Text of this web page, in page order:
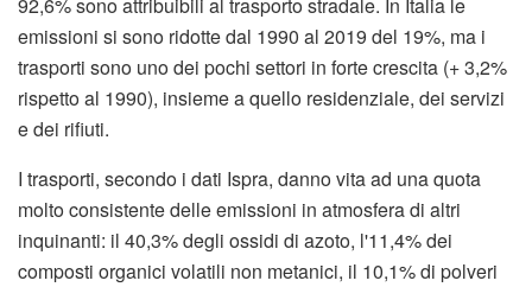
92,6% sono attribuibili al trasporto stradale. In Italia le
emissioni si sono ridotte dal 1990 al 2019 del 19%, ma i
trasporti sono uno dei pochi settori in forte crescita (+ 3,2%
rispetto al 1990), insieme a quello residenziale, dei servizi
e dei rifiuti.
I trasporti, secondo i dati Ispra, danno vita ad una quota
molto consistente delle emissioni in atmosfera di altri
inquinanti: il 40,3% degli ossidi di azoto, l'11,4% dei
composti organici volatili non metanici, il 10,1% di polveri